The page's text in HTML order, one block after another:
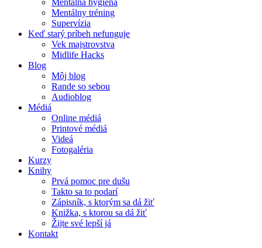
Mentálna hygiena
Mentálny tréning
Supervízia
Keď starý príbeh nefunguje
Vek majstrovstva
Midlife Hacks
Blog
Môj blog
Rande so sebou
Audioblog
Médiá
Online médiá
Printové médiá
Videá
Fotogaléria
Kurzy
Knihy
Prvá pomoc pre dušu
Takto sa to podarí
Zápisník, s ktorým sa dá žiť
Knižka, s ktorou sa dá žiť
Žijte své lepší já
Kontakt